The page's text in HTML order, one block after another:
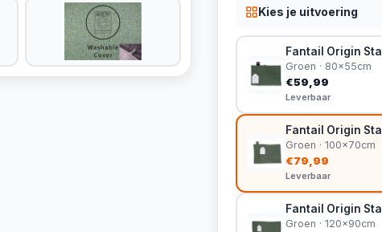
Kies je uitvoering
Fantail Origin
Groen · 80x55cm
€59,99
Leverbaar
Fantail Origin
Groen · 100x70cm
€79,99
Leverbaar
Fantail Origin
Groen · 120x90cm